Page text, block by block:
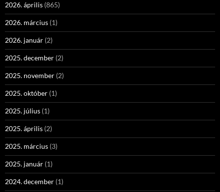
2026. április (865)
2026. március (1)
2026. január (2)
2025. december (2)
2025. november (2)
2025. október (1)
2025. július (1)
2025. április (2)
2025. március (3)
2025. január (1)
2024. december (1)